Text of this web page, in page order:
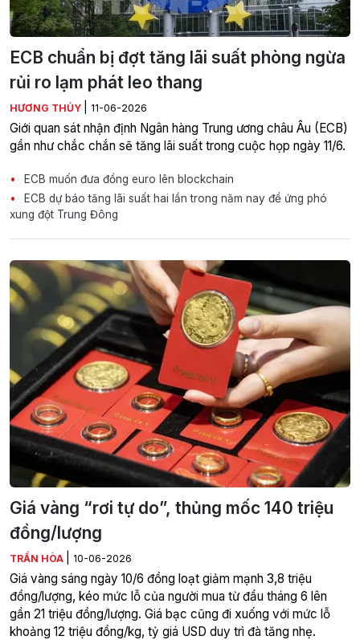
ECB chuẩn bị đợt tăng lãi suất phòng ngừa
rủi ro lạm phát leo thang
HƯƠNG THỦY 11-06-2026
Giới quan sát nhận định Ngân hàng Trung ương châu Âu (ECB)
gần như chắc chắn sẽ tăng lãi suất trong cuộc họp ngày 11/6.
ECB muốn đưa đồng euro lên blockchain
ECB dự báo tăng lãi suất hai lần trong năm nay để ứng phó
xung đột Trung Đông
Giá vàng “rơi tự do”, thủng mốc 140 triệu
đồng/lượng
TRẦN HÒA 10-06-2026
Giá vàng sáng ngày 10/6 đồng loạt giảm mạnh 3,8 triệu
đồng/lượng, kéo mức lỗ của người mua từ đầu tháng 6 lên
gần 21 triệu đồng/lượng. Giá bạc cũng đi xuống với mức lỗ
khoảng 12 triệu đồng/kg, tỷ giá USD duy trì đà tăng nhẹ.